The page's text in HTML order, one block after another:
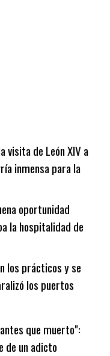
visita de León XIV a
inmensa para la
oportunidad
la hospitalidad de
los prácticos y se
los puertos
que muerto":
de un adicto